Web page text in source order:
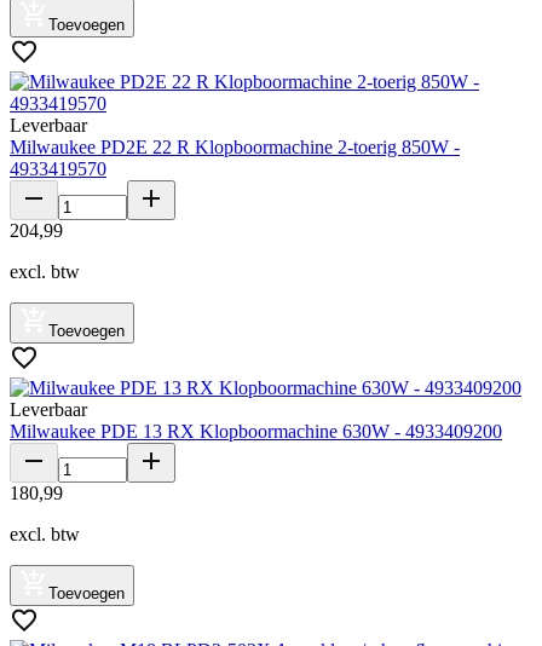
Toevoegen
Leverbaar
Milwaukee PD2E 22 R Klopboormachine 2-toerig 850W -
4933419570
204,99
excl. btw
Toevoegen
Leverbaar
Milwaukee PDE 13 RX Klopboormachine 630W - 4933409200
180,99
excl. btw
Toevoegen